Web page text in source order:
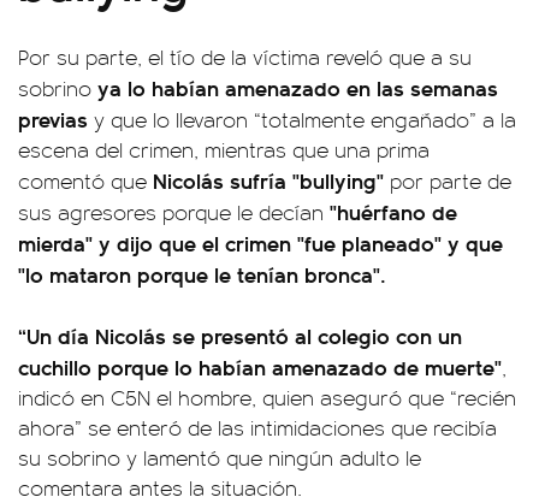
Por su parte, el tío de la víctima reveló que a su
sobrino ya lo habían amenazado en las semanas
previas y que lo llevaron “totalmente engañado” a la
escena del crimen, mientras que una prima
comentó que Nicolás sufría "bullying" por parte de
sus agresores porque le decían "huérfano de
mierda" y dijo que el crimen "fue planeado" y que
"lo mataron porque le tenían bronca".
“Un día Nicolás se presentó al colegio con un
cuchillo porque lo habían amenazado de muerte",
indicó en C5N el hombre, quien aseguró que “recién
ahora” se enteró de las intimidaciones que recibía
su sobrino y lamentó que ningún adulto le
comentara antes la situación.